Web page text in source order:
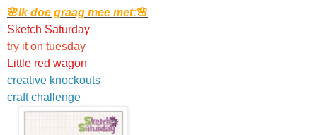
🌸Ik doe graag mee met:🌸
Sketch Saturday
try it on tuesday
Little red wagon
creative knockouts
craft challenge